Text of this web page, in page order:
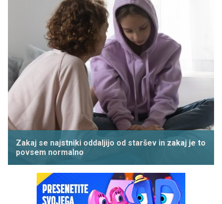
Zakaj se najstniki oddaljijo od staršev in zakaj je to
povsem normalno